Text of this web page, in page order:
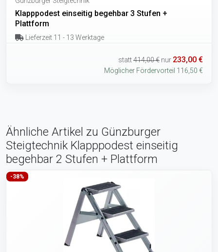
Klapppodest einseitig begehbar 3 Stufen +
Plattform
Lieferzeit 11 - 13 Werktage
statt414,00 € nur 233,00 €
Möglicher Fördervorteil 116,50 €
Ähnliche Artikel zu Günzburger
Steigtechnik Klapppodest einseitig
begehbar 2 Stufen + Plattform
-38%